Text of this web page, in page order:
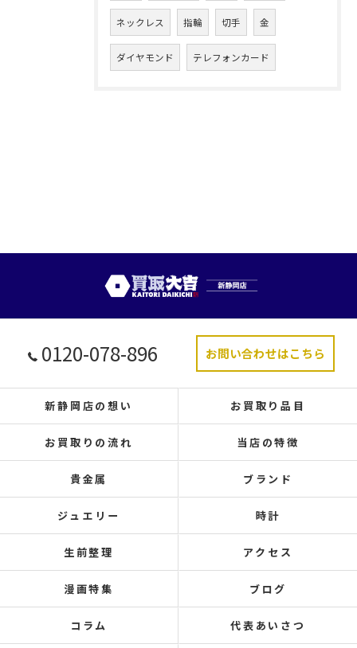
ネックレス 指輪 切手 金
ダイヤモンド テレフォンカード
0120-078-896 お問い合わせはこちら
新静岡店の想い お買取り品目
お買取りの流れ 当店の特徴
貴金属 ブランド
ジュエリー 時計
生前整理 アクセス
漫画特集 ブログ
コラム 代表あいさつ